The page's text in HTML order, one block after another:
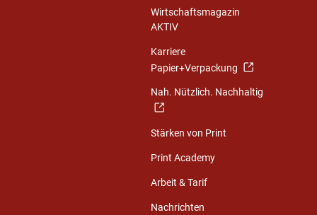
Wirtschaftsmagazin
AKTIV
Karriere
Papier+Verpackung
Nah. Nützlich. Nachhaltig
Stärken von Print
Print Academy
Arbeit & Tarif
Nachrichten